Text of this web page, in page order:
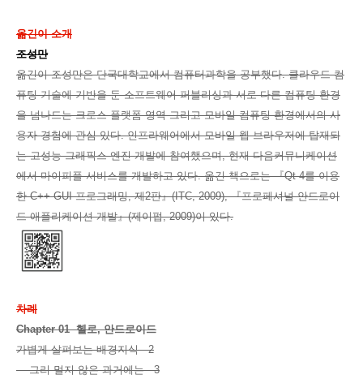
옮긴이 소개
조성만
옮긴이 조성만은 단국대학교에서 컴퓨터과학을 공부했다. 클라우드 컴
퓨팅 기술에 기반을 둔 소프트웨어 퍼블리싱과 서로 다른 컴퓨팅 환경
을 넘나드는 크로스 플랫폼 영역 그리고 모바일 컴퓨팅 환경에서의 사
용자 경험에 관심 있다. 인프라웨어에서 모바일 웹 브라우저에 탑재되
는 고성능 그래픽스 엔진 개발에 참여했으며, 현재 다음커뮤니케이션
에서 마이피플 서비스를 개발하고 있다. 옮긴 책으로는 『Qt 4를 이용
한 C++ GUI 프로그래밍, 제2판』(ITC, 2009), 『프로페셔널 안드로이
드 애플리케이션 개발』(제이펍, 2009)이 있다.
차례
Chapter 01 헬로, 안드로이드
가볍게 살펴보는 배경지식 2
그리 멀지 않은 과거에는 3